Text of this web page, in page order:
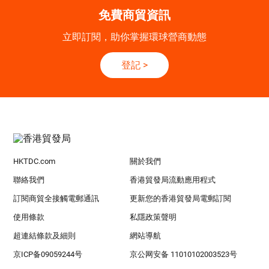
免費商貿資訊
立即訂閱，助你掌握環球營商動態
登記 >
HKTDC.com 關於我們
聯絡我們 香港貿發局流動應用程式
訂閱商貿全接觸電郵通訊 更新您的香港貿發局電郵訂閱
使用條款 私隱政策聲明
超連結條款及細則 網站導航
京ICP备09059244号 京公网安备 11010102003523号